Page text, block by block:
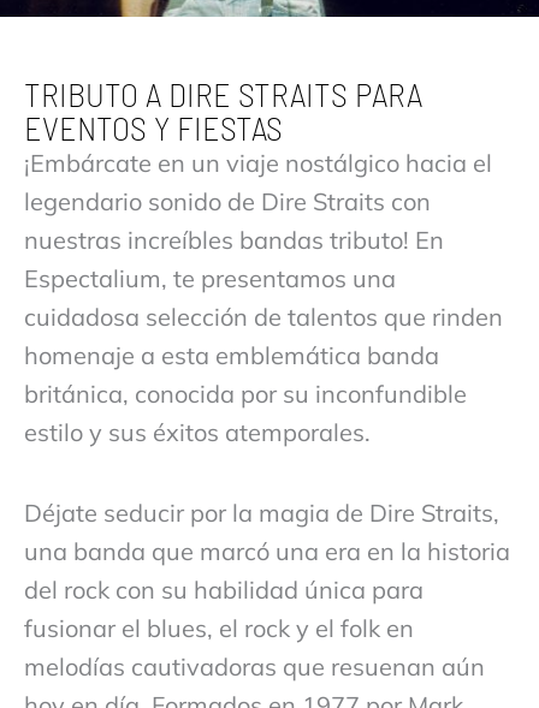
TRIBUTO A DIRE STRAITS PARA
EVENTOS Y FIESTAS
¡Embárcate en un viaje nostálgico hacia el
legendario sonido de Dire Straits con
nuestras increíbles bandas tributo! En
Espectalium, te presentamos una
cuidadosa selección de talentos que rinden
homenaje a esta emblemática banda
británica, conocida por su inconfundible
estilo y sus éxitos atemporales.
Déjate seducir por la magia de Dire Straits,
una banda que marcó una era en la historia
del rock con su habilidad única para
fusionar el blues, el rock y el folk en
melodías cautivadoras que resuenan aún